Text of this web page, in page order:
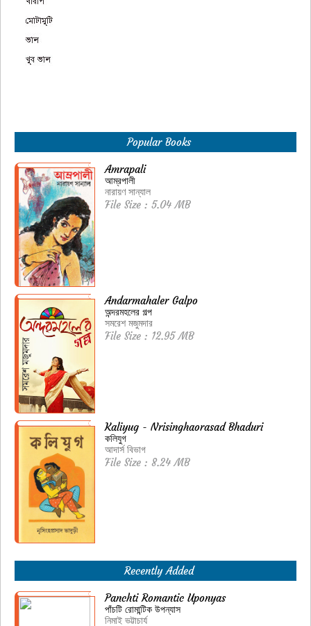
Popular Books
Amrapali
আম্রপালী
নারায়ণ সান্যাল
File Size : 5.04 MB
Andarmahaler Galpo
অন্দরমহলের গল্প
সমরেশ মজুমদার
File Size : 12.95 MB
Kaliyug - Nrisinghaorasad Bhaduri
কলিযুগ
আদার্স বিভাগ
File Size : 8.24 MB
Recently Added
Panchti Romantic Uponyas
পাঁচটি রোমান্টিক উপন্যাস
নিমাই ভট্টাচার্য